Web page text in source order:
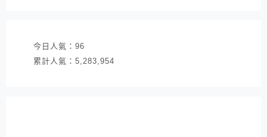
今日人氣： 96
累計人氣： 5,283,954